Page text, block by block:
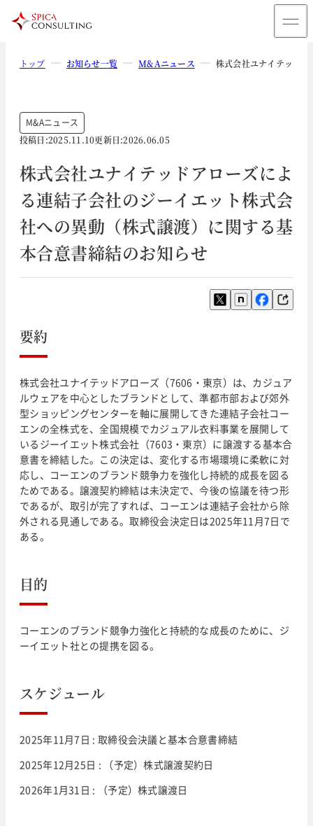
トップ お知らせ一覧 M&Aニュース 株式会社ユナイテッド
M&Aニュース
投稿日:2025.11.10更新日:2026.06.05
株式会社ユナイテッドアローズによ
る連結子会社のジーイエット株式会
社への異動（株式譲渡）に関する基
本合意書締結のお知らせ
要約
株式会社ユナイテッドアローズ（7606・東京）は、カジュア
ルウェアを中心としたブランドとして、準都市部および郊外
型ショッピングセンターを軸に展開してきた連結子会社コー
エンの全株式を、全国規模でカジュアル衣料事業を展開して
いるジーイエット株式会社（7603・東京）に譲渡する基本合
意書を締結した。この決定は、変化する市場環境に柔軟に対
応し、コーエンのブランド競争力を強化し持続的成長を図る
ためである。譲渡契約締結は未決定で、今後の協議を待つ形
であるが、取引が完了すれば、コーエンは連結子会社から除
外される見通しである。取締役会決定日は2025年11月7日で
ある。
目的
コーエンのブランド競争力強化と持続的な成長のために、ジ
ーイエット社との提携を図る。
スケジュール
2025年11月7日 : 取締役会決議と基本合意書締結
2025年12月25日 : （予定）株式譲渡契約日
2026年1月31日 : （予定）株式譲渡日